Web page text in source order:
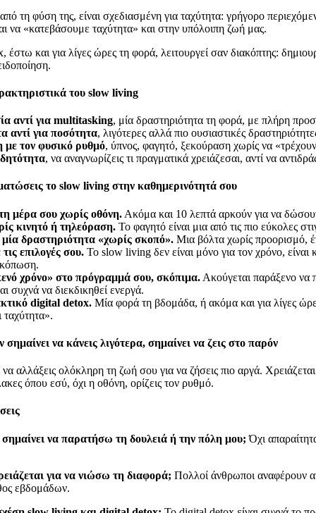
τη φύση της, είναι σχεδιασμένη για ταχύτητα: γρήγορο
να «κατεβάσουμε ταχύτητα» και στην υπόλοιπη ζωή μας.
και για λίγες ώρες τη φορά, λειτουργεί σαν διακόπτης:
του slow living
αντί για multitasking, μία δραστηριότητα τη φορά, με πλήρη
αντί για ποσότητα, λιγότερες αλλά πιο ουσιαστικές
με τον φυσικό ρυθμό, ύπνος, φαγητό, ξεκούραση χωρίς να
, να αναγνωρίζεις τι πραγματικά χρειάζεσαι, αντί να
το slow living στην καθημερινότητά σου
μέρα σου χωρίς οθόνη. Ακόμα και 10 λεπτά αρκούν για να
κινητό ή τηλεόραση. Το φαγητό είναι μια από τις πιο εύκολες
μία δραστηριότητα «χωρίς σκοπό». Μια βόλτα χωρίς προορισμό,
επιλογές σου. Το slow living δεν είναι μόνο για τον χρόνο, είναι
κόπωση.
χρόνο» στο πρόγραμμά σου, σκόπιμα. Ακούγεται παράξενο να
συχνά να διεκδικηθεί ενεργά.
digital detox. Μία φορά τη βδομάδα, ή ακόμα και για λίγες
ταχύτητα».
να κάνεις λιγότερα, σημαίνει να ζεις στο παρόν
να αλλάξεις ολόκληρη τη ζωή σου για να ζήσεις πιο αργά.
όπου εσύ, όχι η οθόνη, ορίζεις τον ρυθμό.
να παρατήσω τη δουλειά ή την πόλη μου; Όχι
για να νιώσω τη διαφορά; Πολλοί άνθρωποι αναφέρουν
εβδομάδων.